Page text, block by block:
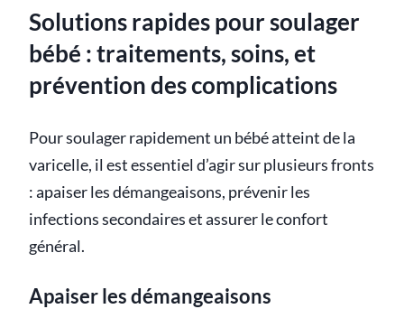
Solutions rapides pour soulager
bébé : traitements, soins, et
prévention des complications
Pour soulager rapidement un bébé atteint de la
varicelle, il est essentiel d’agir sur plusieurs fronts
: apaiser les démangeaisons, prévenir les
infections secondaires et assurer le confort
général.
Apaiser les démangeaisons